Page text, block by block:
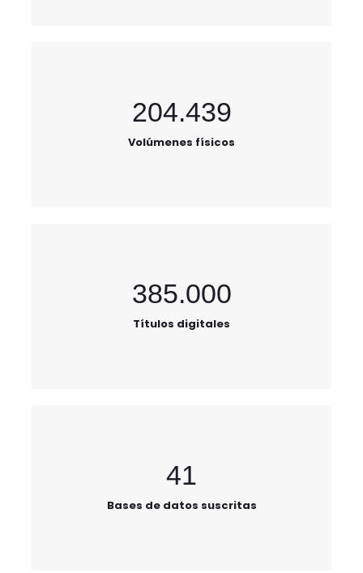
Volúmenes físicos
204.439
Títulos digitales
385.000
Bases de datos suscritas
41